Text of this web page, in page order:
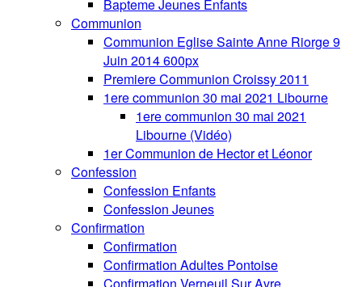
Bapteme Jeunes Enfants
Communion
Communion Eglise Sainte Anne Riorge 9
Juin 2014 600px
Premiere Communion Croissy 2011
1ere communion 30 mai 2021 Libourne
1ere communion 30 mai 2021
Libourne (Vidéo)
1er Communion de Hector et Léonor
Confession
Confession Enfants
Confession Jeunes
Confirmation
Confirmation
Confirmation Adultes Pontoise